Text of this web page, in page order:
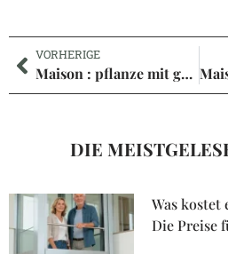
VORHERIGE
Maison : pflanze mit gelben blüten, élégance lumineuse pour votre intérieur
DIE
Was kostet
Die Preise